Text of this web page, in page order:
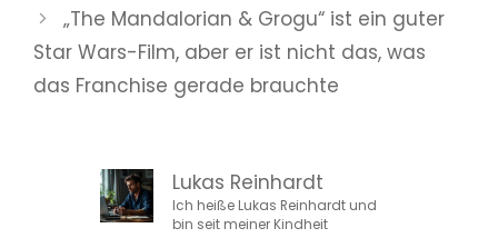
„The Mandalorian & Grogu“ ist ein guter
Star Wars-Film, aber er ist nicht das, was
das Franchise gerade brauchte
Lukas Reinhardt
Ich heiße Lukas Reinhardt und
bin seit meiner Kindheit